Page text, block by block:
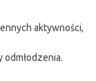
aktywności,
odmłodzenia.